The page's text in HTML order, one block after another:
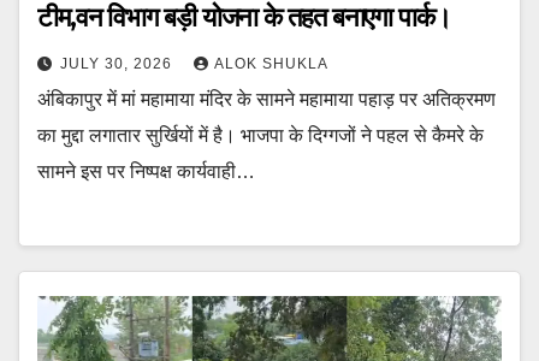
टीम,वन विभाग बड़ी योजना के तहत बनाएगा पार्क।
JULY 30, 2026 ALOK SHUKLA
अंबिकापुर में मां महामाया मंदिर के सामने महामाया पहाड़ पर अतिक्रमण
का मुद्दा लगातार सुर्खियों में है। भाजपा के दिग्गजों ने पहल से कैमरे के
सामने इस पर निष्पक्ष कार्यवाही…